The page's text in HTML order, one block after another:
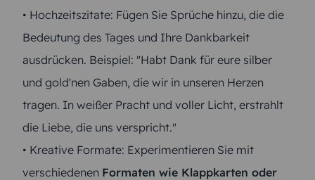
• Hochzeitszitate: Fügen Sie Sprüche hinzu, die die
Bedeutung des Tages und Ihre Dankbarkeit
ausdrücken. Beispiel: "Habt Dank für eure silber
und gold'nen Gaben, die wir in unseren Herzen
tragen. In weißer Pracht und voller Licht, erstrahlt
die Liebe, die uns verspricht."
• Kreative Formate: Experimentieren Sie mit
verschiedenen Formaten wie Klappkarten oder